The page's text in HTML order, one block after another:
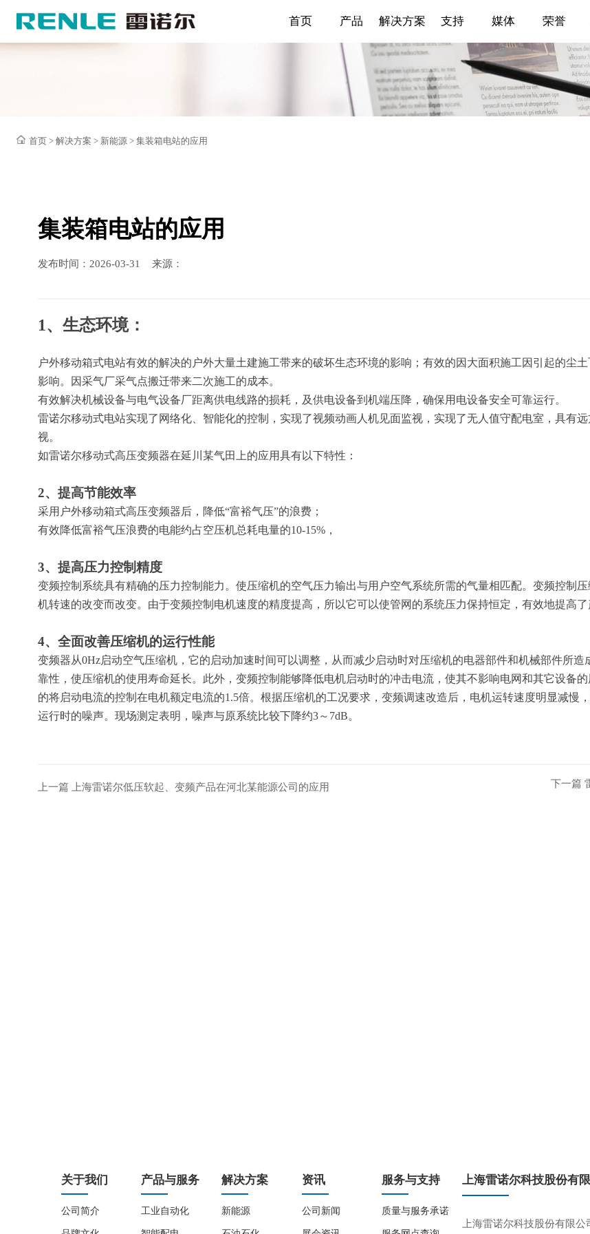
首页 产品 解决方案 支持 媒体 荣誉
首页 >解决方案 > 新能源 >集装箱电站的应用
集装箱电站的应用
发布时间：2026-03-31 来源：
1、生态环境：
户外移动箱式电站有效的解决的户外大量土建施工带来的破坏生态环境的影响；有效的因大面积施工因引起的尘
影响。因采气厂采气点搬迁带来二次施工的成本。
有效解决机械设备与电气设备厂距离供电线路的损耗，及供电设备到机端压降，确保用电设备安全可靠运行。
雷诺尔移动式电站实现了网络化、智能化的控制，实现了视频动画人机见面监视，实现了无人值守配电室，具有
视。
如雷诺尔移动式高压变频器在延川某气田上的应用具有以下特性：
2、提高节能效率
采用户外移动箱式高压变频器后，降低“富裕气压”的浪费；
有效降低富裕气压浪费的电能约占空压机总耗电量的10-15%，
3、提高压力控制精度
变频控制系统具有精确的压力控制能力。使压缩机的空气压力输出与用户空气系统所需的气量相匹配。变频控制
机转速的改变而改变。由于变频控制电机速度的精度提高，所以它可以使管网的系统压力保持恒定，有效地提高了
4、全面改善压缩机的运行性能
变频器从0Hz启动空气压缩机，它的启动加速时间可以调整，从而减少启动时对压缩机的电器部件和机械部件所造
靠性，使压缩机的使用寿命延长。此外，变频控制能够降低电机启动时的冲击电流，使其不影响电网和其它设备
的将启动电流的控制在电机额定电流的1.5倍。根据压缩机的工况要求，变频调速改造后，电机运转速度明显减慢
运行时的噪声。现场测定表明，噪声与原系统比较下降约3～7dB。
上一篇 上海雷诺尔低压软起、变频产品在河北某能源公司的应用 下一篇
关于我们
公司简介
产品与服务
工业自动化
解决方案
新能源
资讯
公司新闻
服务与支持
质量与服务承诺
上海雷诺尔科技股份有
上海雷诺尔科技股份有限公